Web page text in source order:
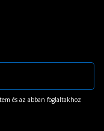
és az abban foglaltakhoz